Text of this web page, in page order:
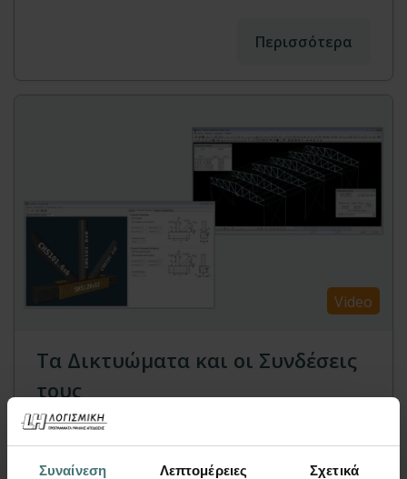
Συναίνεση Λεπτομέρειες Σχετικά
Περισσότερα
Video
Τα Δικτυώματα και οι Συνδέσεις
τους
FespaM, Συνδέσεις | Video
Οι κοιλοδοκοί ως επιλογή διατομής για την
κάλυψη μεγάλων ανοιγμάτων σε